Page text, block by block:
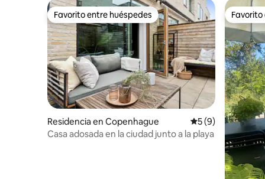
Favorito entre huéspedes
Favorito entre huéspedes
Residencia en Copenhague Calificación
5 (9)
Casa adosada en la ciudad junto a la playa